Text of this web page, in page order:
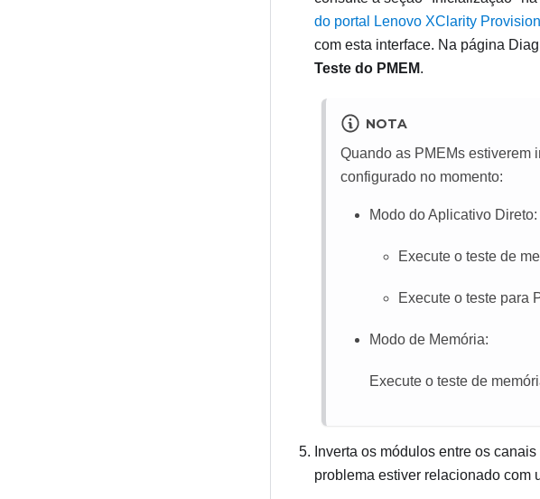
do portal Lenovo XClarity
com esta interface. Na página
Teste do PMEM.
NOTA
Quando as PMEMs estiverem
configurado no momento:
Modo do Aplicativo Direto:
Execute o teste de
Execute o teste para
Modo de Memória:
Execute o teste de
Inverta os módulos entre os
problema estiver relacionado com